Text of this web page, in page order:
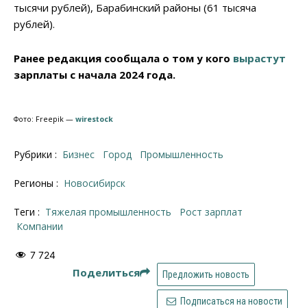
тысячи рублей), Барабинский районы (61 тысяча
рублей).
Ранее редакция сообщала о том у кого вырастут
зарплаты с начала 2024 года.
Фото: Freepik — wirestock
Рубрики : Бизнес Город Промышленность
Регионы : Новосибирск
Теги : Тяжелая промышленность
рост зарплат
компании
7 724
Поделиться Предложить новость
Подписаться на новости